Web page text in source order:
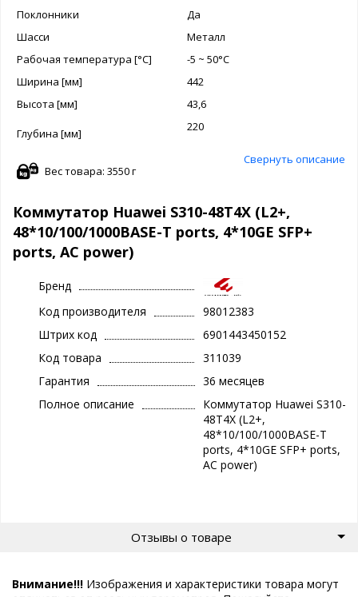
Поклонники
Да
Шасси
Металл
Рабочая температура [°C]
-5 ~ 50°С
Ширина [мм]
442
Высота [мм]
43,6
Глубина [мм] 220
Свернуть описание
Вес товара: 3550 г
Коммутатор Huawei S310-48T4X (L2+,
48*10/100/1000BASE-T ports, 4*10GE SFP+
ports, AC power)
Бренд
Код производителя
98012383
Штрих код
6901443450152
Код товара
311039
Гарантия
36 месяцев
Полное описание
Коммутатор Huawei S310-
48T4X (L2+,
48*10/100/1000BASE-T
ports, 4*10GE SFP+ ports,
AC power)
Отзывы о товаре
Внимание!!! Изображения и характеристики товара могут